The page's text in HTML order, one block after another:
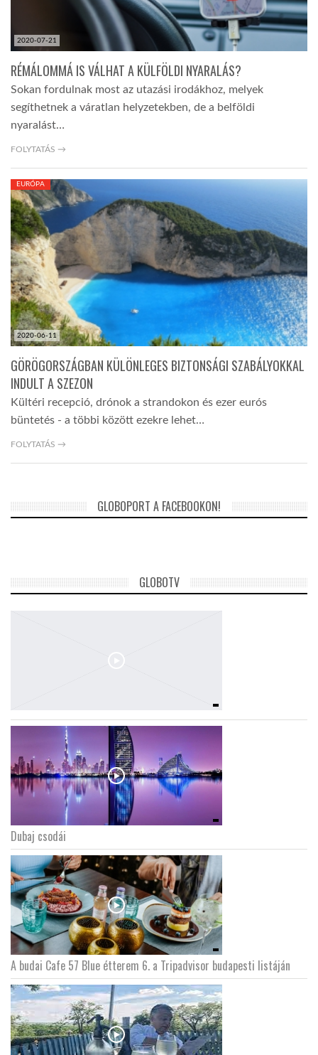
2020-07-21
RÉMÁLOMMÁ IS VÁLHAT A KÜLFÖLDI NYARALÁS?
Sokan fordulnak most az utazási irodákhoz, melyek
segíthetnek a váratlan helyzetekben, de a belföldi
nyaralást…
FOLYTATÁS →
2020-06-11
EURÓPA
GÖRÖGORSZÁGBAN KÜLÖNLEGES BIZTONSÁGI SZABÁLYOKKAL
INDULT A SZEZON
Kültéri recepció, drónok a strandokon és ezer eurós
büntetés - a többi között ezekre lehet…
FOLYTATÁS →
GLOBOPORT A FACEBOOKON!
GLOBOTV
Dubaj csodái
A budai Cafe 57 Blue étterem 6. a Tripadvisor budapesti listáján